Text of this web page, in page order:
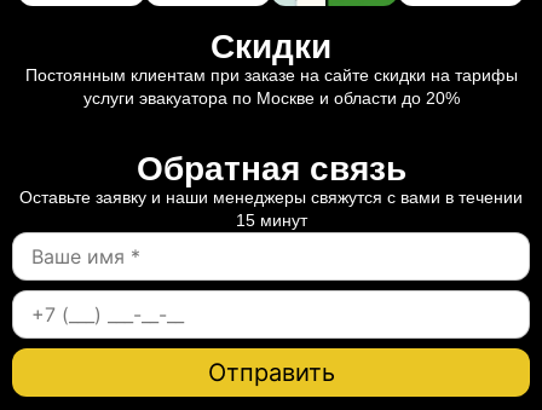
Скидки
Постоянным клиентам при заказе на сайте скидки на тарифы
услуги эвакуатора по Москве и области до 20%
Обратная связь
Оставьте заявку и наши менеджеры свяжутся с вами в течении
15 минут